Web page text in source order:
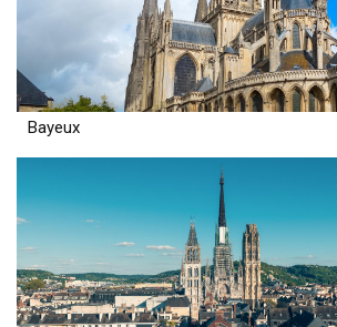
Bayeux